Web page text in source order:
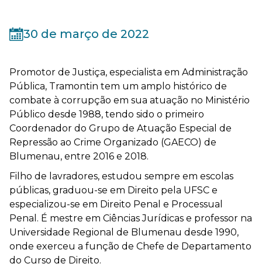
30 de março de 2022
Promotor de Justiça, especialista em Administração
Pública, Tramontin tem um amplo histórico de
combate à corrupção em sua atuação no Ministério
Público desde 1988, tendo sido o primeiro
Coordenador do Grupo de Atuação Especial de
Repressão ao Crime Organizado (GAECO) de
Blumenau, entre 2016 e 2018.
Filho de lavradores, estudou sempre em escolas
públicas, graduou-se em Direito pela UFSC e
especializou-se em Direito Penal e Processual
Penal. É mestre em Ciências Jurídicas e professor na
Universidade Regional de Blumenau desde 1990,
onde exerceu a função de Chefe de Departamento
do Curso de Direito.